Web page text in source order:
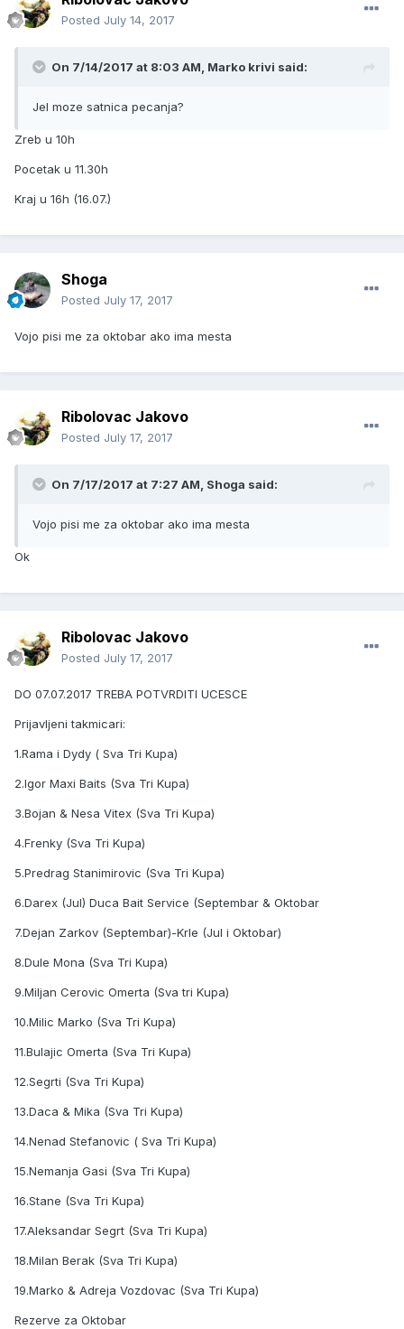
Posted July 14, 2017
On 7/14/2017 at 8:03 AM, Marko krivi said:
Jel moze satnica pecanja?
Zreb u 10h
Pocetak u 11.30h
Kraj u 16h (16.07.)
Shoga
Posted July 17, 2017
Vojo pisi me za oktobar ako ima mesta
Ribolovac Jakovo
Posted July 17, 2017
On 7/17/2017 at 7:27 AM, Shoga said:
Vojo pisi me za oktobar ako ima mesta
Ok
Ribolovac Jakovo
Posted July 17, 2017
DO 07.07.2017 TREBA POTVRDITI UCESCE
Prijavljeni takmicari:
1.Rama i Dydy ( Sva Tri Kupa)
2.Igor Maxi Baits (Sva Tri Kupa)
3.Bojan & Nesa Vitex (Sva Tri Kupa)
4.Frenky (Sva Tri Kupa)
5.Predrag Stanimirovic (Sva Tri Kupa)
6.Darex (Jul) Duca Bait Service (Septembar & Oktobar
7.Dejan Zarkov (Septembar)-Krle (Jul i Oktobar)
8.Dule Mona (Sva Tri Kupa)
9.Miljan Cerovic Omerta (Sva tri Kupa)
10.Milic Marko (Sva Tri Kupa)
11.Bulajic Omerta (Sva Tri Kupa)
12.Segrti (Sva Tri Kupa)
13.Daca & Mika (Sva Tri Kupa)
14.Nenad Stefanovic ( Sva Tri Kupa)
15.Nemanja Gasi (Sva Tri Kupa)
16.Stane (Sva Tri Kupa)
17.Aleksandar Segrt (Sva Tri Kupa)
18.Milan Berak (Sva Tri Kupa)
19.Marko & Adreja Vozdovac (Sva Tri Kupa)
Rezerve za Oktobar